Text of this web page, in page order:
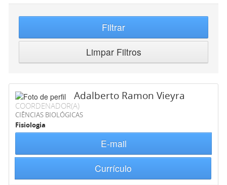
Filtrar
Limpar Filtros
Adalberto Ramon Vieyra
COORDENADOR(A)
CIÊNCIAS BIOLÓGICAS
Fisiologia
E-mail
Currículo